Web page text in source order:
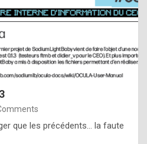
t
a
s
i
e
f
que les précédents… la faute